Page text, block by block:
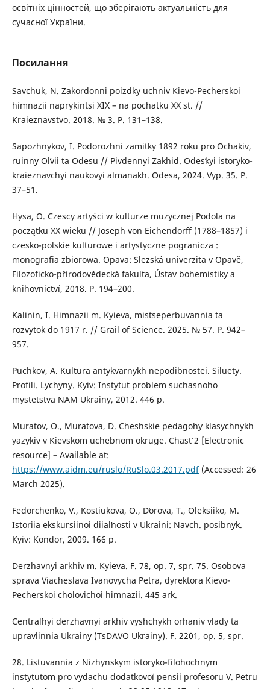
освітніх цінностей, що зберігають актуальність для
сучасної України.
Посилання
Savchuk, N. Zakordonni poizdky uchniv Kievo-Pecherskoi
himnazii naprykintsi XIX – na pochatku XX st. //
Kraieznavstvo. 2018. № 3. P. 131–138.
Sapozhnykov, I. Podorozhni zamitky 1892 roku pro Ochakiv,
ruinny Olʹvii ta Odesu // Pivdennyi Zakhid. Odesʹkyi istoryko-
kraieznavchyi naukovyi almanakh. Odesa, 2024. Vyp. 35. P.
37–51.
Hysa, O. Czescy artyści w kulturze muzycznej Podola na
początku XX wieku // Joseph von Eichendorff (1788–1857) i
czesko-polskie kulturowe i artystyczne pogranicza :
monografia zbiorowa. Opava: Slezská univerzita v Opavě,
Filozoficko-přírodovědecká fakulta, Ústav bohemistiky a
knihovnictví, 2018. P. 194–200.
Kalinin, I. Himnazii m. Kyieva, mistseperbuvannia ta
rozvytok do 1917 r. // Grail of Science. 2025. № 57. P. 942–
957.
Puchkov, A. Kultura antykvarnykh nepodibnostei. Siluety.
Profili. Lychyny. Kyiv: Instytut problem suchasnoho
mystetstva NAM Ukrainy, 2012. 446 p.
Muratov, O., Muratova, D. Cheshskie pedagohy klasychnykh
yazykiv v Kievskom uchebnom okruge. Chastʹ 2 [Electronic
resource] – Available at:
https://www.aidm.eu/ruslo/RuSlo.03.2017.pdf(Accessed: 26
March 2025).
Fedorchenko, V., Kostiukova, O., Dʹorova, T., Oleksiiko, M.
Istoriia ekskursiinoi diialʹnosti v Ukraini: Navch. posibnyk.
Kyiv: Kondor, 2009. 166 p.
Derzhavnyi arkhiv m. Kyieva. F. 78, op. 7, spr. 75. Osobova
sprava Viacheslava Ivanovycha Petra, dyrektora Kievo-
Pecherskoi cholovichoi himnazii. 445 ark.
Centralʹnyi derzhavnyi arkhiv vyshchykh orhaniv vlady ta
upravlinnia Ukrainy (TsDAVO Ukrainy). F. 2201, op. 5, spr.
28. Listuvannia z Nizhynskym istoryko-filohochnym
instytutom pro vydachu dodatkovoї pensii profesoru V. Petru